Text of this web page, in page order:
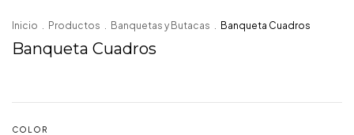
Inicio . Productos . Banquetas y Butacas . Banqueta Cuadros
Banqueta Cuadros
COLOR